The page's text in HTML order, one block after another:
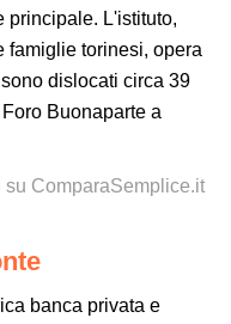
principale. L'istituto,
famiglie torinesi, opera
dislocati circa 39
Buonaparte a
ComparaSemplice.it
banca privata e